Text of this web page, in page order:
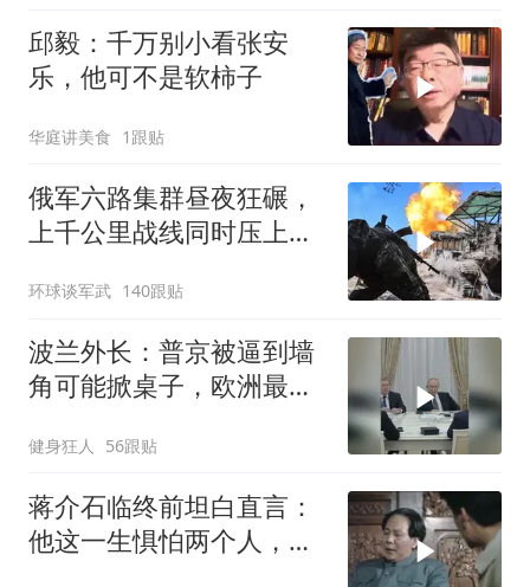
邱毅：千万别小看张安
乐，他可不是软柿子
华庭讲美食 1跟贴
俄军六路集群昼夜狂碾，
上千公里战线同时压上，
制打残
环球谈军武 140跟贴
波兰外长：普京被逼到墙
角可能掀桌子，欧洲最担
健身狂人 56跟贴
蒋介石临终前坦白直言：
他这一生惧怕两个人，却